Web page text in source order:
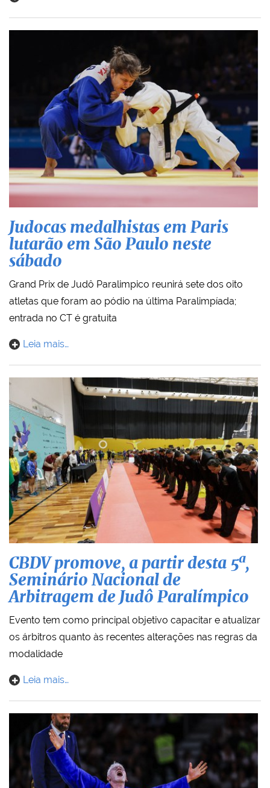
Judocas medalhistas em Paris
lutarão em São Paulo neste
sábado
Grand Prix de Judô Paralimpico reunirá sete dos oito
atletas que foram ao pódio na última Paralimpíada;
entrada no CT é gratuita
Leia mais…
CBDV promove, a partir desta 5ª,
Seminário Nacional de
Arbitragem de Judô Paralímpico
Evento tem como principal objetivo capacitar e atualizar
os árbitros quanto às recentes alterações nas regras da
modalidade
Leia mais…